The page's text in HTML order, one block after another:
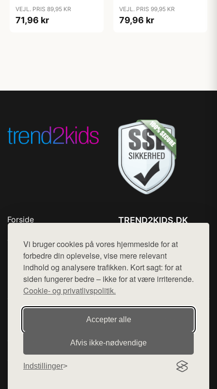
Vi bruger cookies på vores hjemmeside for at
forbedre din oplevelse, vise mere relevant
indhold og analysere trafikken. Kort sagt: for at
siden fungerer bedre – ikke for at være irriterende.
Cookie- og privatlivspolitik.
Accepter alle
Afvis ikke‑nødvendige
Indstillinger
Bubblegum/Peri
VEJL. PRIS 89,95 KR
71,96 kr
Bumblebee Studio -
Breeze Mix
VEJL. PRIS 99,95 KR
79,96 kr
Forside
Top Rabatter
Blog
Kontakt
TREND2KIDS.DK
Mail: hej@want.dk
Cookie- og privatlivspolitik
Denne side er en del af want.dk, der udgiver en række
hjemmesider med præsentation af forskellige produkter fra
diverse webshops. Der sælges ikke varer fra denne side - vi
henviser til de shops, som sælger varen. Vi har heller ikke
varerne på lager.